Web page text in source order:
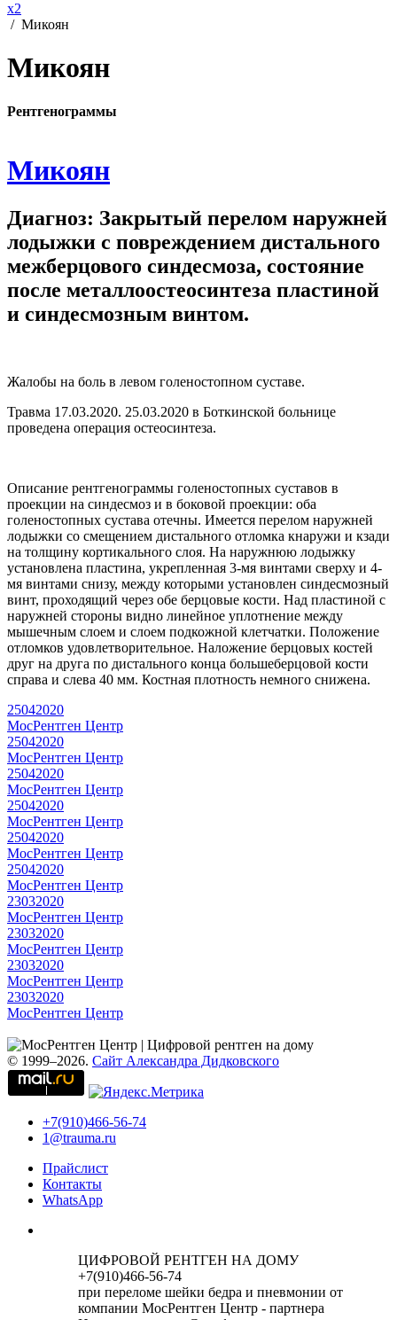
x2
/ Микоян
Микоян
Рентгенограммы
Микоян
Диагноз: Закрытый перелом наружней
лодыжки с повреждением дистального
межберцового синдесмоза, состояние
после металлоостеосинтеза пластиной
и синдесмозным винтом.
Жалобы на боль в левом голеностопном суставе.
Травма 17.03.2020. 25.03.2020 в Боткинской больнице
проведена операция остеосинтеза.
Описание рентгенограммы голеностопных суставов в
проекции на синдесмоз и в боковой проекции: оба
голеностопных сустава отечны. Имеется перелом наружней
лодыжки со смещением дистального отломка кнаружи и кзади
на толщину кортикального слоя. На наружнюю лодыжку
установлена пластина, укрепленная 3-мя винтами сверху и 4-
мя винтами снизу, между которыми установлен синдесмозный
винт, проходящий через обе берцовые кости. Над пластиной с
наружней стороны видно линейное уплотнение между
мышечным слоем и слоем подкожной клетчатки. Положение
отломков удовлетворительное. Наложение берцовых костей
друг на друга по дистального конца большеберцовой кости
справа и слева 40 мм. Костная плотность немного снижена.
25042020
МосРентген Центр
25042020
МосРентген Центр
25042020
МосРентген Центр
25042020
МосРентген Центр
25042020
МосРентген Центр
25042020
МосРентген Центр
23032020
МосРентген Центр
23032020
МосРентген Центр
23032020
МосРентген Центр
23032020
МосРентген Центр
© 1999–2026. Сайт Александра Дидковского
+7(910)466-56-74
1@trauma.ru
Прайслист
Контакты
WhatsApp
ЦИФРОВОЙ РЕНТГЕН НА ДОМУ
+7(910)466-56-74
при переломе шейки бедра и пневмонии от
компании МосРентген Центр - партнера